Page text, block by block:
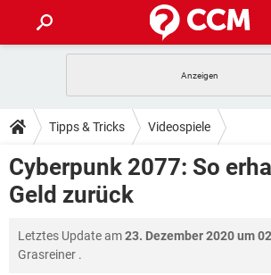
ANDROID IOS
WINDOWS 10 INSTAGRAM
WHATSAPP
TIPPS & TRICKS
SPIELE STREAMING
ANDROID IOS
WHATSAPP TIKTOK
DOWNLOADS
SPIELE
WINDOWS 10
FORUM
SPIELE
LEXIKON
Tipps & Tricks Videospiele
Cyberpunk 2077: So
Geld zurück
Letztes Update am23. Dezember 2020 um
Grasreiner .